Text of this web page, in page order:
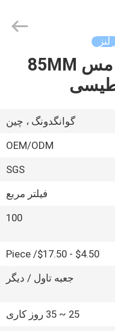
دارندگان فیلتر لنز مس 85MM
گوانگدونگ ، چین
OEM/ODM
SGS
فیلتر مربع
100
$4.50 - $17.50/ Piece
جعبه تاول / دیگر
25 ~ 35 روز کاری